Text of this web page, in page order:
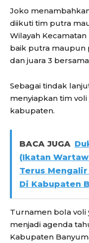
Joko
diikuti tim putra
Wilayah
baik putra maupun
dan juara 3
Sebagai tindak
menyiapkan tim
kabupaten.
BACA JUGA
(Ikatan
Terus
Di Kabupaten
Turnamen bola voli
menjadi agenda
Kabupaten